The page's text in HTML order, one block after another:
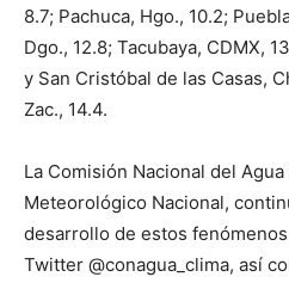
8.7; Pachuca, Hgo., 10.2;
Dgo., 12.8; Tacubaya, CDMX,
y San Cristóbal de las Casas,
Zac., 14.4.
La Comisión Nacional del
Meteorológico Nacional,
desarrollo de estos
Twitter @conagua_clima, así